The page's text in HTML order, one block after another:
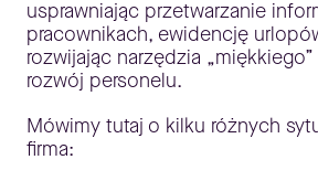
usprawniając przetwarzanie
pracownikach, ewidencję
rozwijając narzędzia
rozwój personelu.
Mówimy tutaj o kilku różnych
firma: